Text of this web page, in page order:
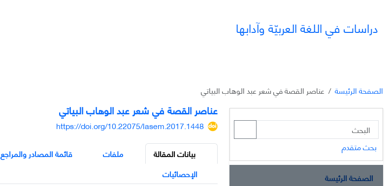
دراسات في اللغة العربيّة وآدابها
الصفحة الرئيسة عناصر القصة في شعر عبد الوهاب البياتي
عناصر القصة في شعر عبد الوهاب البياتي
https://doi.org/10.22075/lasem.2017.1448
بيانات المقالة
ملفات قائمة المصادر والمراجع
الإحصائيات
بحث متقدم
الصفحة الرئيسة